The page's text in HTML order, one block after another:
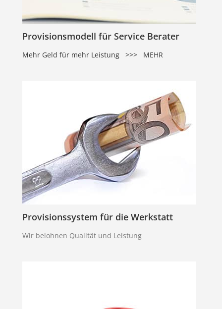
Provisionsmodell für Service Berater
Mehr Geld für mehr Leistung >>> MEHR
Provisionssystem für die Werkstatt
Wir belohnen Qualität und Leistung